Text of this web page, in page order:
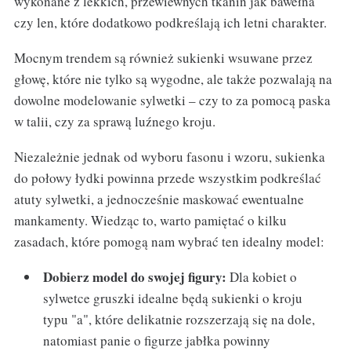
czy len, które dodatkowo podkreślają ich letni charakter.
Mocnym trendem są również sukienki wsuwane przez
głowę, które nie tylko są wygodne, ale także pozwalają na
dowolne modelowanie sylwetki – czy to za pomocą paska
w talii, czy za sprawą luźnego kroju.
Niezależnie jednak od wyboru fasonu i wzoru, sukienka
do połowy łydki powinna przede wszystkim podkreślać
atuty sylwetki, a jednocześnie maskować ewentualne
mankamenty. Wiedząc to, warto pamiętać o kilku
zasadach, które pomogą nam wybrać ten idealny model:
Dobierz model do swojej figury: Dla kobiet o
sylwetce gruszki idealne będą sukienki o kroju
typu "a", które delikatnie rozszerzają się na dole,
natomiast panie o figurze jabłka powinny